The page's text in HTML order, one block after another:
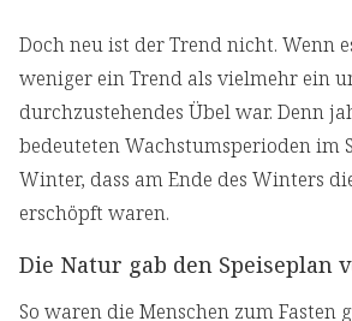
Doch neu ist der Trend nicht. Wenn
weniger ein Trend als vielmehr ein
durchzustehendes Übel war. Denn
bedeuteten Wachstumsperioden im
Winter, dass am Ende des Winters
erschöpft waren.
Die Natur gab den Speiseplan
So waren die Menschen zum Fasten